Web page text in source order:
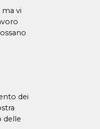
vi
dei
delle